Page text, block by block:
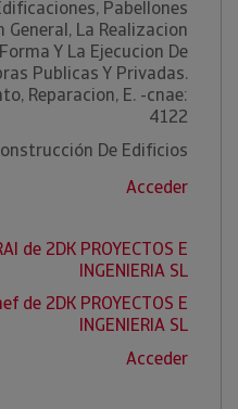
Pabellones
General, La Realizacion
Y La Ejecucion De
Publicas Y Privadas.
Reparacion, E. -cnae:
4122
De Edificios
Acceder
de 2DK PROYECTOS E
INGENIERIA SL
de 2DK PROYECTOS E
INGENIERIA SL
Acceder